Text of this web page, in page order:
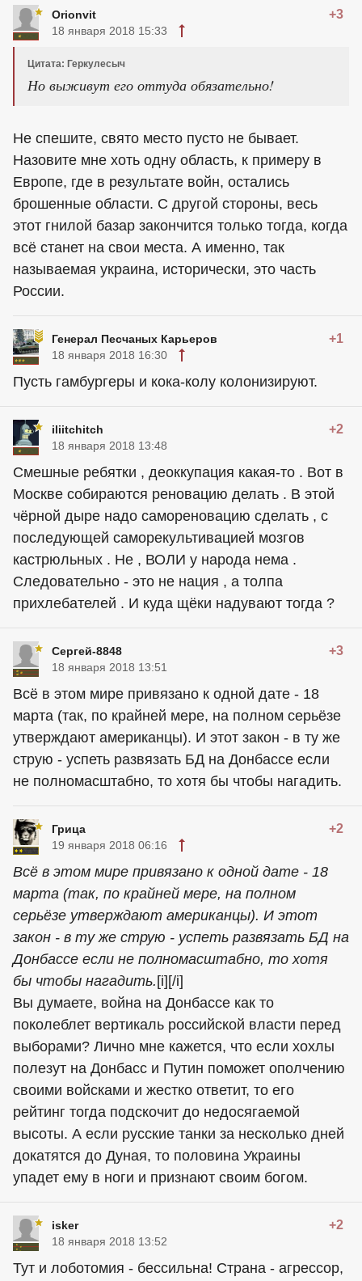
Orionvit +3
18 января 2018 15:33
Цитата: Геркулесыч
Но выживут его оттуда обязательно!
Не спешите, свято место пусто не бывает.
Назовите мне хоть одну область, к примеру в
Европе, где в результате войн, остались
брошенные области. С другой стороны, весь
этот гнилой базар закончится только тогда, когда
всё станет на свои места. А именно, так
называемая украина, исторически, это часть
России.
Генерал Песчаных Карьеров +1
18 января 2018 16:30
Пусть гамбургеры и кока-колу колонизируют.
iliitchitch +2
18 января 2018 13:48
Смешные ребятки , деоккупация какая-то . Вот в
Москве собираются реновацию делать . В этой
чёрной дыре надо самореновацию сделать , с
последующей саморекультивацией мозгов
кастрюльных . Не , ВОЛИ у народа нема .
Следовательно - это не нация , а толпа
прихлебателей . И куда щёки надувают тогда ?
Сергей-8848 +3
18 января 2018 13:51
Всё в этом мире привязано к одной дате - 18
марта (так, по крайней мере, на полном серьёзе
утверждают американцы). И этот закон - в ту же
струю - успеть развязать БД на Донбассе если
не полномасштабно, то хотя бы чтобы нагадить.
Грица +2
19 января 2018 06:16
Всё в этом мире привязано к одной дате - 18
марта (так, по крайней мере, на полном
серьёзе утверждают американцы). И этот
закон - в ту же струю - успеть развязать БД на
Донбассе если не полномасштабно, то хотя
бы чтобы нагадить. [i][/i]
Вы думаете, война на Донбассе как то
поколеблет вертикаль российской власти перед
выборами? Лично мне кажется, что если хохлы
полезут на Донбасс и Путин поможет ополчению
своими войсками и жестко ответит, то его
рейтинг тогда подскочит до недосягаемой
высоты. А если русские танки за несколько дней
докатятся до Дуная, то половина Украины
упадет ему в ноги и признают своим богом.
isker +2
18 января 2018 13:52
Тут и лоботомия - бессильна! Страна - агрессор,